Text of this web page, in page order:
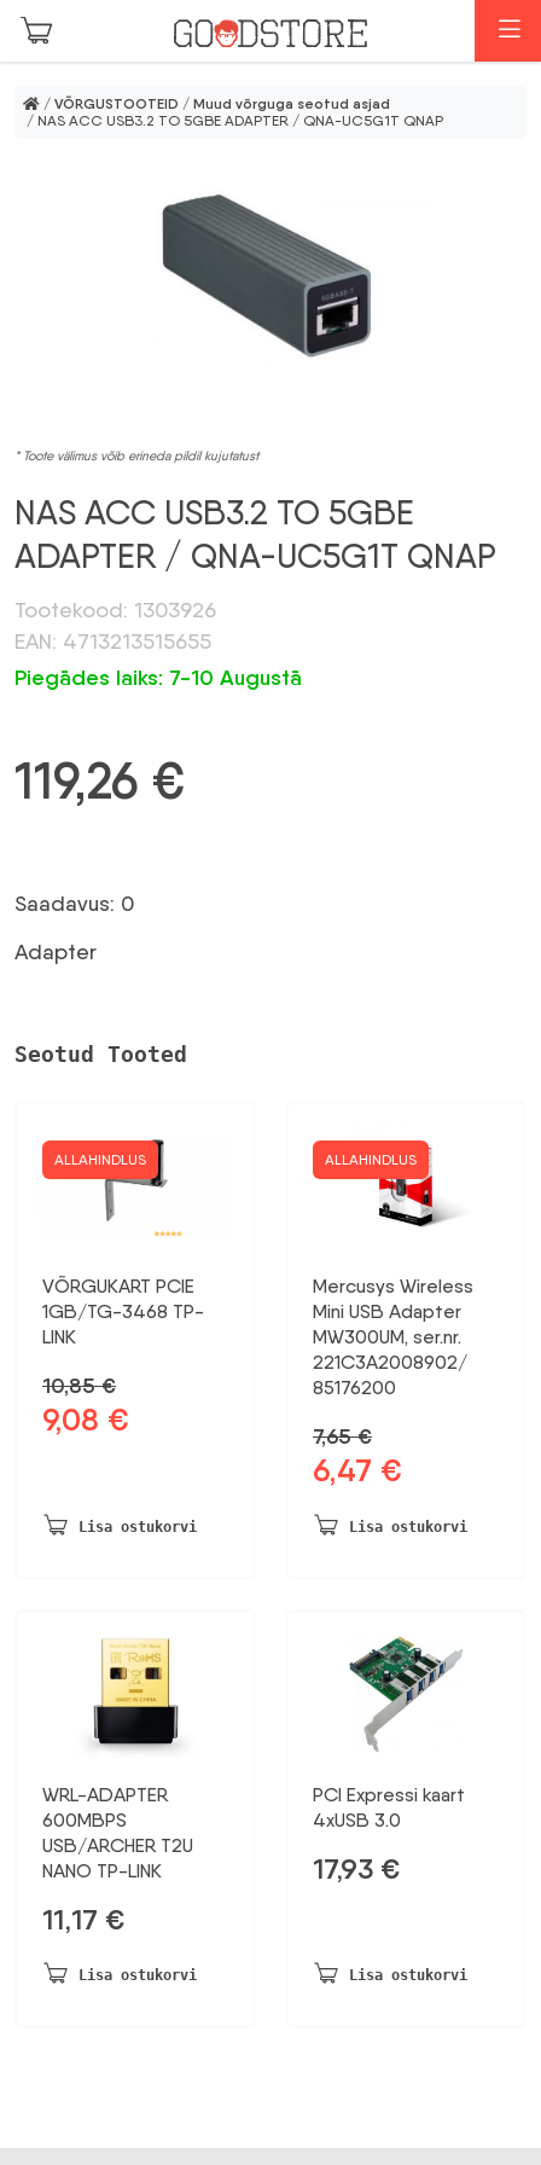
Skip to main content
/ VÕRGUSTOOTEID / Muud võrguga seotud asjad
/ NAS ACC USB3.2 TO 5GBE ADAPTER / QNA-UC5G1T QNAP
* Toote välimus võib erineda pildil kujutatust
NAS ACC USB3.2 TO 5GBE
ADAPTER / QNA-UC5G1T QNAP
Tootekood: 1303926
EAN: 4713213515655
Piegādes laiks: 7-10 Augustā
119,26 €
Saadavus: 0
Adapter
Seotud Tooted
ALLAHINDLUS
VÕRGUKART PCIE
1GB/TG-3468 TP-
LINK
10,85€
Algne
9,08 €
Lisa ostukorvi
ALLAHINDLUS
Mercusys Wireless
Mini USB Adapter
MW300UM, ser.nr.
221C3A2008902/
85176200
7,65€
Algne
oli:
6,47 €
on:
Lisa ostukorvi
WRL-ADAPTER
600MBPS
USB/ARCHER T2U
NANO TP-LINK
11,17 €
Lisa ostukorvi
PCI Expressi kaart
4xUSB 3.0
17,93 €
Lisa ostukorvi